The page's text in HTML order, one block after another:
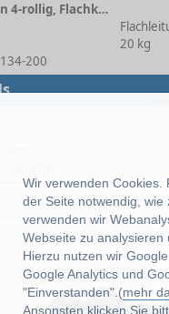
Wir verwenden Cookies.
der Seite notwendig, wie
verwenden wir
Webseite zu analysieren
Hierzu nutzen wir
Google Analytics und
"Einverstanden".(mehr
Ansonsten klicken Sie
Leitungswagen 4-rollig, Flachkabel TB 156 mm
20 kg
200
Woche